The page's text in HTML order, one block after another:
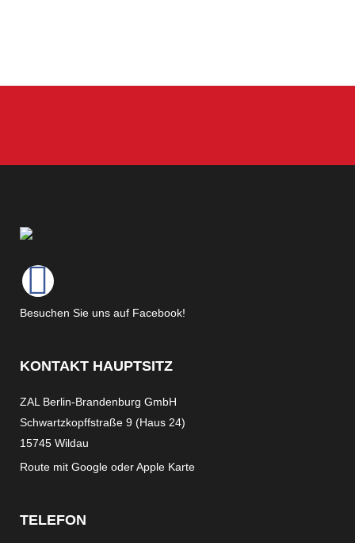
Besuchen Sie uns auf Facebook!
KONTAKT HAUPTSITZ
ZAL Berlin-Brandenburg GmbH
Schwartzkopffstraße 9 (Haus 24)
15745 Wildau
Route mit Google oderApple Karte
TELEFON